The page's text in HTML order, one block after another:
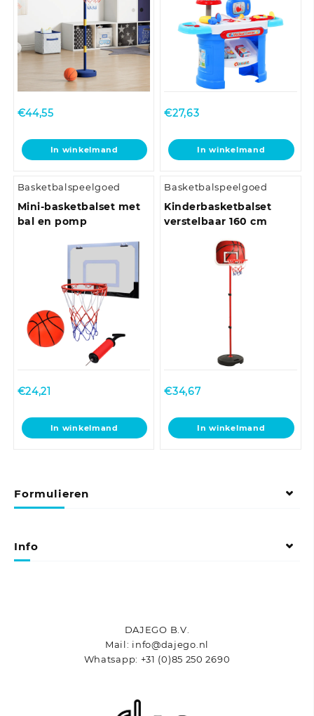
€44,55
In winkelmand
€27,63
In winkelmand
Basketbalspeelgoed
Mini-basketbalset met
bal en pomp
€24,21
In winkelmand
Basketbalspeelgoed
Kinderbasketbalset
verstelbaar 160 cm
€34,67
In winkelmand
Formulieren
Info
DAJEGO B.V.
Mail: info@dajego.nl
Whatsapp: +31 (0)85 250 2690